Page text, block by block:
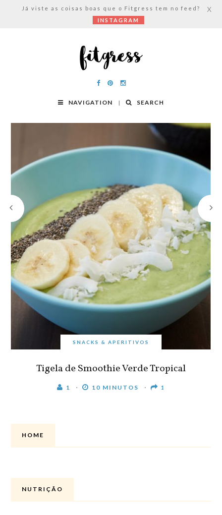
NAVIGATION SEARCH
SNACKS & APERITIVOS
Tigela de Smoothie Verde Tropical
1 10 MINUTOS 1
HOME
NUTRIÇÃO
Já viste as coisas boas que o Fitgress tem no feed?
INSTAGRAM
X